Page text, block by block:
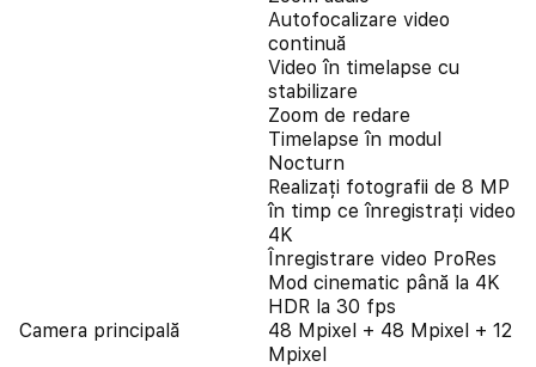
Autofocalizare video
continuă
Video în timelapse cu
stabilizare
Zoom de redare
Timelapse în modul
Nocturn
Realizați fotografii de 8 MP
în timp ce înregistrați video
4K
Înregistrare video ProRes
Mod cinematic până la 4K
HDR la 30 fps
Camera principală
48 Mpixel + 48 Mpixel + 12
Mpixel